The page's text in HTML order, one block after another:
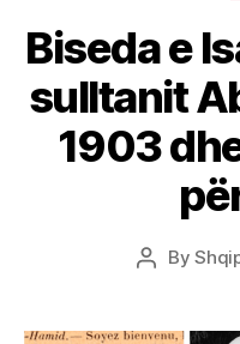
Biseda e
sulltanit
1903
PostBy